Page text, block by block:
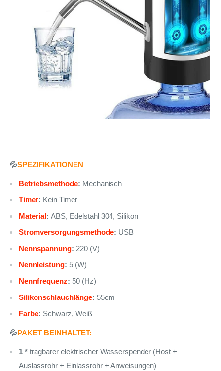
💦SPEZIFIKATIONEN
Betriebsmethode: Mechanisch
Timer: Kein Timer
Material : ABS, Edelstahl 304, Silikon
Stromversorgungsmethode: USB
Nennspannung: 220 (V)
Nennleistung: 5 (W)
Nennfrequenz: 50 (Hz)
Silikonschlauchlänge: 55cm
Farbe: Schwarz, Weiß
💦PAKET BEINHALTET:
1 * tragbarer elektrischer Wasserspender (Host +
Auslassrohr + Einlassrohr + Anweisungen)